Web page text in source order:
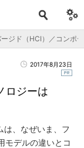
ジド（HCI）／コンポ
2017年8月23日
ロジーは
は、なぜいま、フ
モデルの違いとコ